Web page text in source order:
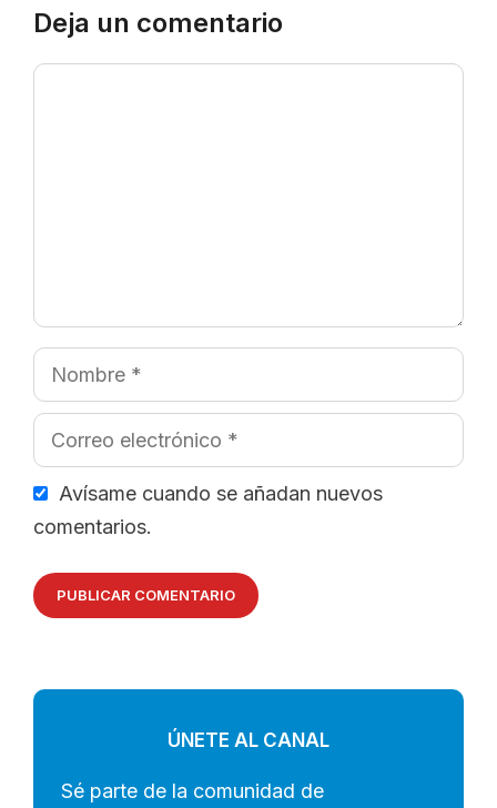
Deja un comentario
Comentario
Nombre
Correo
electrónico
Avísame cuando se añadan nuevos
comentarios.
ÚNETE AL CANAL
Sé parte de la comunidad de